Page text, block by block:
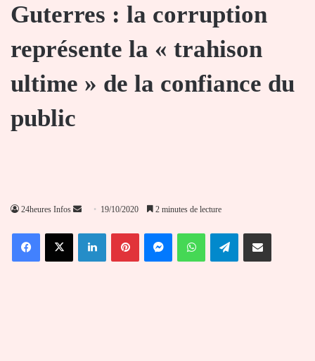
Guterres : la corruption
représente la « trahison
ultime » de la confiance du
public
24heures Infos
Envoyer
courriel
19/10/2020 2 minutes de lecture
FacebookX LinkedinPinterestMessengerWhatsAppTelegramPartager par email